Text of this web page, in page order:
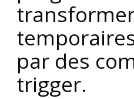
par des
trigger.